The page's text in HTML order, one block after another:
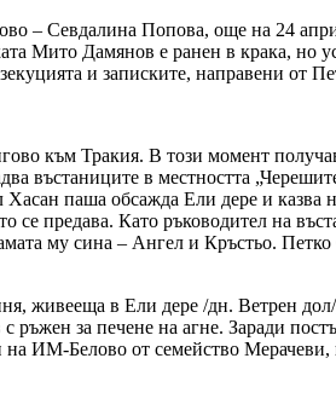
– Севдалина Попова, още на 24
Мито Дамянов е ранен в крака, но
и записките, направени от
към Тракия. В този момент
въстаниците в местността
паша обсажда Ели дере и
предава. Като ръководител на
му сина – Ангел и Кръстьо. Петко
живееща в Ели дере /дн. Ветрен
ръжен за печене на агне. Заради
ИМ-Белово от семейство Мерачеви,